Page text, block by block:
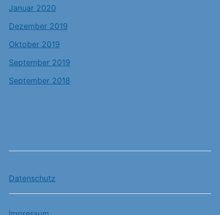
Januar 2020
Dezember 2019
Oktober 2019
September 2019
September 2018
Datenschutz